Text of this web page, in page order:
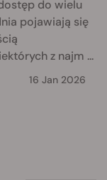
do wielu
pojawiają się
z najm ...
16 Jan 2026